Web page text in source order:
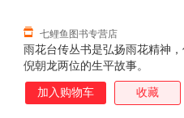
雨花台传丛书是弘扬雨花精神
倪朝龙两位的生平故事。
七鲤鱼图书专营店
加入购物车 收藏